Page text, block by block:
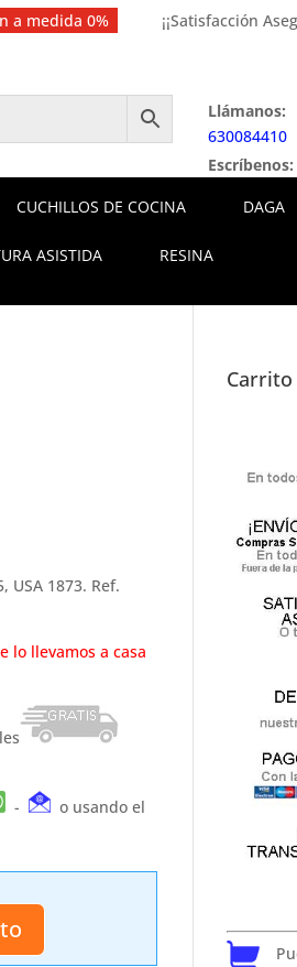
a medida 0% ¡¡Satisfacción
Llámanos:
630084410
Escríbenos:
CUCHILLOS DE COCINA DAGA
ASISTIDA RESINA
USA 1873. Ref.
lo llevamos a casa
-
o usando el
Carrito